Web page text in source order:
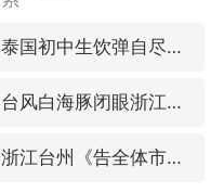
泰国初中生饮弹自尽前开了26枪
台风白海豚闭眼浙江上海处于危险半圆
浙江台州《告全体市民书》